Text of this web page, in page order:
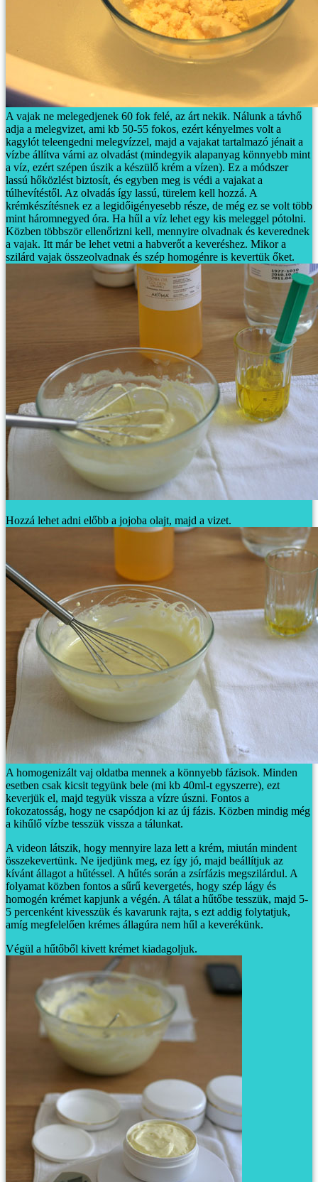
A vajak ne melegedjenek 60 fok felé, az árt nekik. Nálunk a távhő
adja a melegvizet, ami kb 50-55 fokos, ezért kényelmes volt a
kagylót teleengedni melegvízzel, majd a vajakat tartalmazó jénait a
vízbe állítva várni az olvadást (mindegyik alapanyag könnyebb mint
a víz, ezért szépen úszik a készülő krém a vízen). Ez a módszer
lassú hőközlést biztosít, és egyben meg is védi a vajakat a
túlhevítéstől. Az olvadás így lassú, türelem kell hozzá. A
krémkészítésnek ez a legidőigényesebb része, de még ez se volt több
mint háromnegyed óra. Ha hűl a víz lehet egy kis meleggel pótolni.
Közben többször ellenőrizni kell, mennyire olvadnak és keverednek
a vajak. Itt már be lehet vetni a habverőt a keveréshez. Mikor a
szilárd vajak összeolvadnak és szép homogénre is kevertük őket.
Hozzá lehet adni előbb a jojoba olajt, majd a vizet.
A homogenizált vaj oldatba mennek a könnyebb fázisok. Minden
esetben csak kicsit tegyünk bele (mi kb 40ml-t egyszerre), ezt
keverjük el, majd tegyük vissza a vízre úszni. Fontos a
fokozatosság, hogy ne csapódjon ki az új fázis. Közben mindig még
a kihűlő vízbe tesszük vissza a tálunkat.
A videon látszik, hogy mennyire laza lett a krém, miután mindent
összekevertünk. Ne ijedjünk meg, ez így jó, majd beállítjuk az
kívánt állagot a hűtéssel. A hűtés során a zsírfázis megszilárdul. A
folyamat közben fontos a sűrű kevergetés, hogy szép lágy és
homogén krémet kapjunk a végén. A tálat a hűtőbe tesszük, majd 5-
5 percenként kivesszük és kavarunk rajta, s ezt addig folytatjuk,
amíg megfelelően krémes állagúra nem hűl a keverékünk.
Végül a hűtőből kivett krémet kiadagoljuk.